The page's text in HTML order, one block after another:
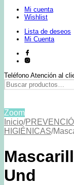
Mi cuenta
Wishlist
Lista de deseos
Mi Cuenta
Teléfono Atención al
Buscar
por:
Zoom
Inicio/
HIGIÉNICAS/
Und